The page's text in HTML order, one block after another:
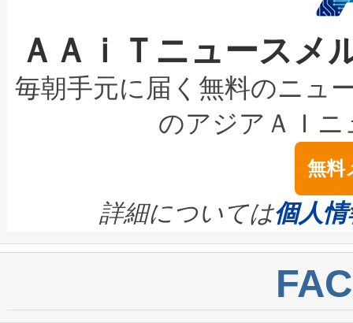
取得できる可能性もあります
設には、3億～4億ドルかか
最高経営責任者（CEO）であ
す。「当社のfully-connected
ームを利用すれば、6,000万
きます。この効率性は、フェ
限を超えて利用可能な電力容
持できるよう貢献します。こ
ービスレベル契約（SLA）違
テリー性能の劣化によるダウ
念は、現在データセンターが
ます。 Voltaiq provides a
quality and reliability for AI
BESS stack to ensure battery
centers. Voltaiqは、ai&のAI
からシステム統合、試運転、
なレーザースポットにより、
な環境下でも豊かなディテー
キロメートル範囲を検出
LiDAR for Inspections,
は1535 nmレーザーを搭載。
イズの小径化を実現すること
す。ノーマルモードでは、
ートル先まで検出でき、これ
トに対して約600メートルに
では、反射率10％のターゲッ
ＡＡｉＴニュース
毎朝手元に届く無料のニュ
のアジアＡＩ
無料
詳細については個人